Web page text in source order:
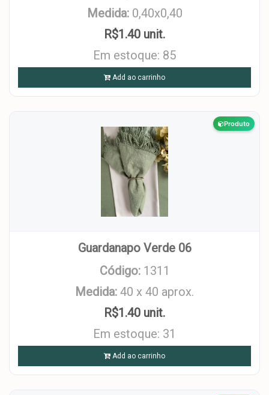
Medida: 0,40x0,40
R$1.40 unit.
Em estoque: 85
Add ao carrinho
Produto
Guardanapo Verde 06
Código: 1311
Medida: 40 x 40 aprox.
R$1.40 unit.
Em estoque: 31
Add ao carrinho